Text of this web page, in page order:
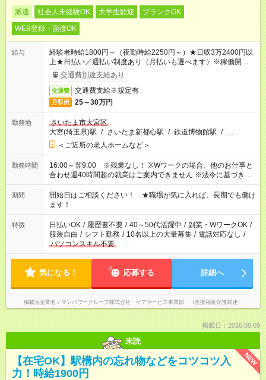
派遣 社会人未経験OK 大学生歓迎
ブランクOK
WEB登録・面接OK
給与
経験者時給1800円～（夜勤時給2250円～）★日収3万2400円以
上★日払い／週払い制度あり（月払いも選べます）※稼働開始時
は手続き完了次第のお支払いとなります。
交通費別途支給あり
交通費 交通費支給※規定有
月収例 25～30万円
勤務地
さいたま市大宮区
大宮(埼玉県)駅 / さいたま新都心駅 / 鉄道博物館駅 / …
＜ご近所の老人ホームなど＞
勤務時間
16:00～翌9:00 ※残業なし！ ※Wワークの場合、他のお仕事と
合わせ週40時間超の就業はご案内できません ※法令に基づき、
週20時間以上勤務は社会保険への加入対象となります ※労働者
派遣法（日雇い派遣の原則禁止）により、短時間・短期間の就
業はご案内が難しい場合があります
期間
開始日はご相談ください！ ★職場が気に入れば、長期でも働け
ます！
特徴 日払いOK / 履歴書不要 / 40～50代活躍中 / 副業・WワークOK /
服装自由 / シフト勤務 / 10名以上の大量募集 / 電話対応なし /
パソコンスキル不要
気になる！ 応募する 詳細へ
掲載元企業名 マンパワーグループ株式会社 ケアサービス事業部 （医療福祉介護関連）
掲載日：2026.08.09
未読
NEW
【在宅OK】駅構内の忘れ物などをコツコツ入
力！時給1900円